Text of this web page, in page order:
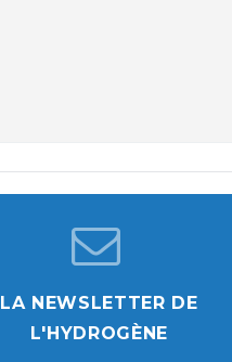
LA NEWSLETTER DE
L'HYDROGÈNE